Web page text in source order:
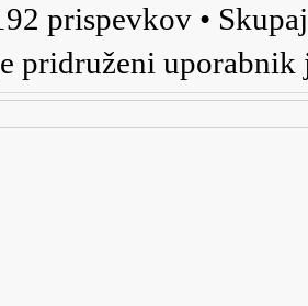
prispevkov •
pridruženi